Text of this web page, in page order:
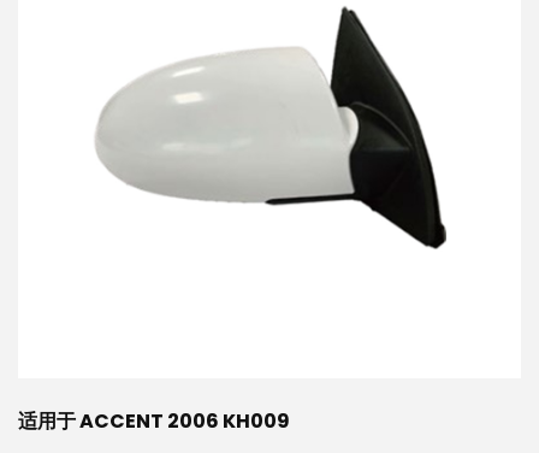
适用于 ACCENT 2006 KH009